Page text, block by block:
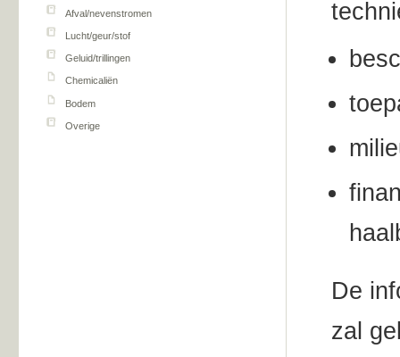
Afval/nevenstromen
Lucht/geur/stof
Geluid/trillingen
Chemicaliën
Bodem
Overige
De
zal